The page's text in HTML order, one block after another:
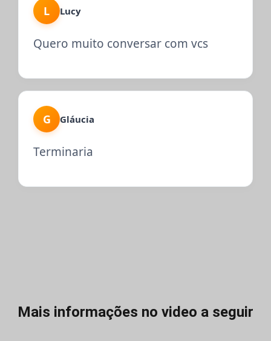
L Lucy
Quero muito conversar com vcs
G Gláucia
Terminaria
Mais informações no video a seguir